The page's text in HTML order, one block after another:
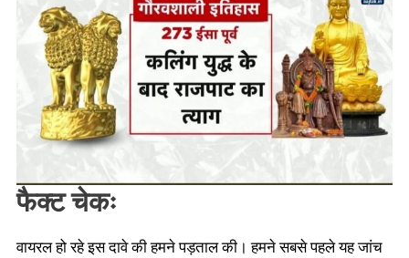
फैक्ट चेकः
वायरल हो रहे इस दावे की हमने पड़ताल की। हमने सबसे पहले यह जांच